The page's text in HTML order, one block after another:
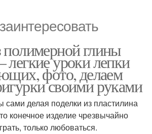
глины
уроки лепки
фото, делаем
своими руками
делая поделки из пластилина
конечное изделие чрезвычайно
только любоваться.